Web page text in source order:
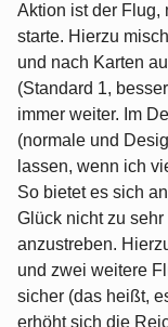
Aktion ist der Flug,
starte. Hierzu
und nach Karten
(Standard 1,
immer weiter. Im
(normale und
lassen, wenn ich
So bietet es sich
Glück nicht zu
anzustreben.
und zwei weitere
sicher (das heißt,
erhöht sich die